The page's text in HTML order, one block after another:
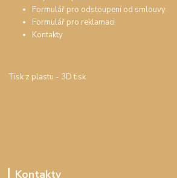
Formulář pro odstoupení od smlouvy
Formulář pro reklamaci
Kontakty
Tisk z plastu - 3D tisk
Kontakty